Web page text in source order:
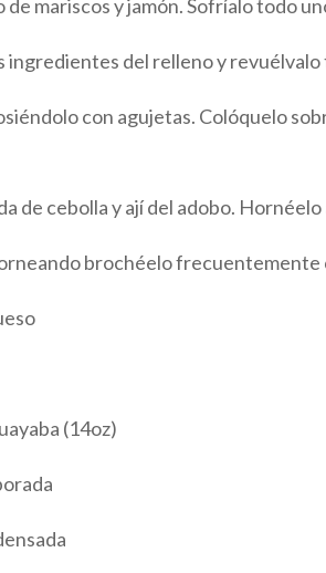
de mariscos y jamón. Sofríalo todo
ingredientes del relleno y
con agujetas. Colóquelo
de cebolla y ají del adobo.
brochéelo frecuentemente
(14oz)